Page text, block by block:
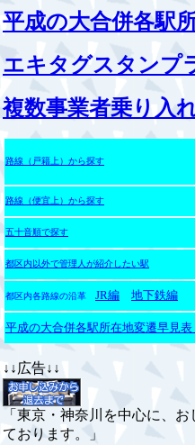
平成の大合併各駅
エキタグスタンプ
複数事業者乗り入
路線（戸籍上）から探す
路線（便宜上）から探す
五十音順で探す
都区内以外で管理人が紹介したい駅
都区内各路線の沿革 JR編 地下鉄編
平成の大合併各駅所在地変遷早見
↓↓広告↓↓
「東京・神奈川を中心に、
ております。」